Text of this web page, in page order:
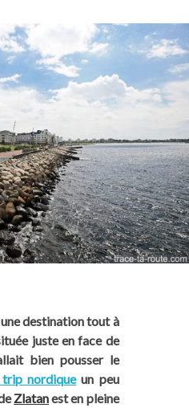
destination tout à
juste en face de
bien pousser le
nordiqueun peu
Zlatanest en pleine